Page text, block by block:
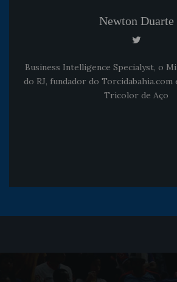
Newton Duarte
Business Intelligence Specialyst, o
do RJ, fundador do Torcidabahia.com
Tricolor de Aço